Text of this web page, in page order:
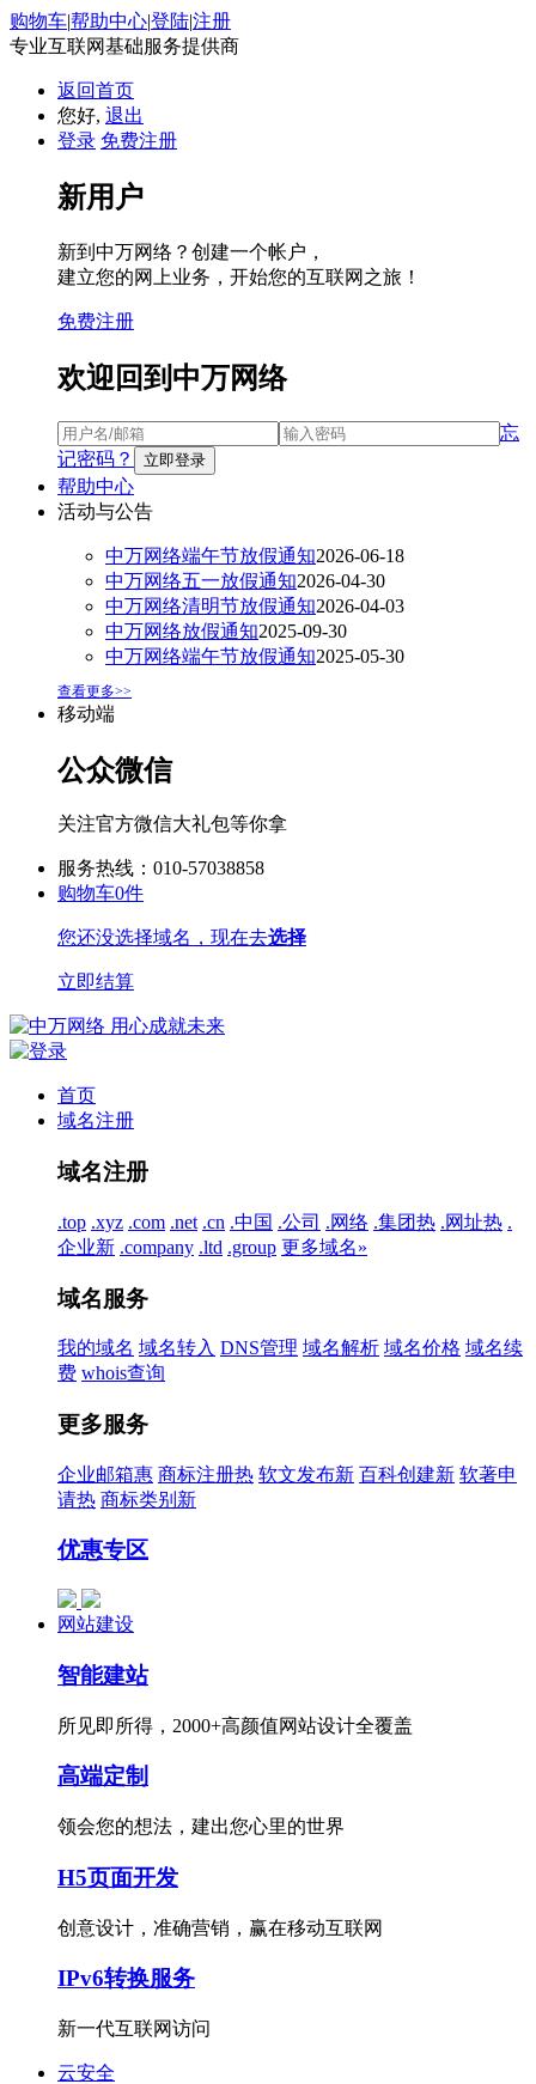
购物车|帮助中心|登陆|注册
专业互联网基础服务提供商
返回首页
您好, 退出
登录 免费注册
新用户
新到中万网络？创建一个帐户，
建立您的网上业务，开始您的互联网之旅！
免费注册
欢迎回到中万网络
忘
记密码？
帮助中心
活动与公告
中万网络端午节放假通知2026-06-18
中万网络五一放假通知2026-04-30
中万网络清明节放假通知2026-04-03
中万网络放假通知2025-09-30
中万网络端午节放假通知2025-05-30
查看更多>>
移动端
公众微信
关注官方微信大礼包等你拿
服务热线：010-57038858
购物车0件
您还没选择域名，现在去选择
立即结算
首页
域名注册
域名注册
.top .xyz .com .net .cn .中国 .公司 .网络 .集团热 .网址热 .
企业新 .company .ltd .group 更多域名»
域名服务
我的域名 域名转入 DNS管理 域名解析 域名价格 域名续
费 whois查询
更多服务
企业邮箱惠 商标注册热 软文发布新 百科创建新 软著申
请热 商标类别 新
优惠专区
网站建设
智能建站
所见即所得，2000+高颜值网站设计全覆盖
高端定制
领会您的想法，建出您心里的世界
H5页面开发
创意设计，准确营销，赢在移动互联网
IPv6转换服务
新一代互联网访问
云安全